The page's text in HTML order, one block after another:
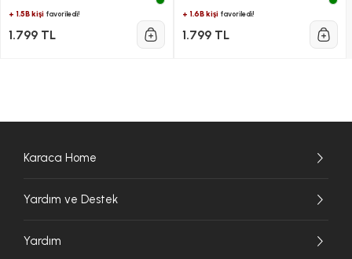
+ 1.5B kişi favoriledi!
1.799 TL
+ 1.6B kişifavoriledi!
1.799 TL
Karaca Home
Yardım ve Destek
Yardım